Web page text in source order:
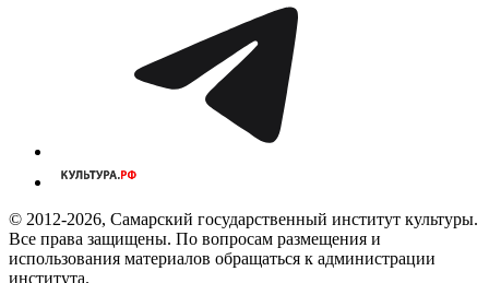
© 2012-2026, Самарский государственный институт культуры.
Все права защищены. По вопросам размещения и
использования материалов обращаться к администрации
института.